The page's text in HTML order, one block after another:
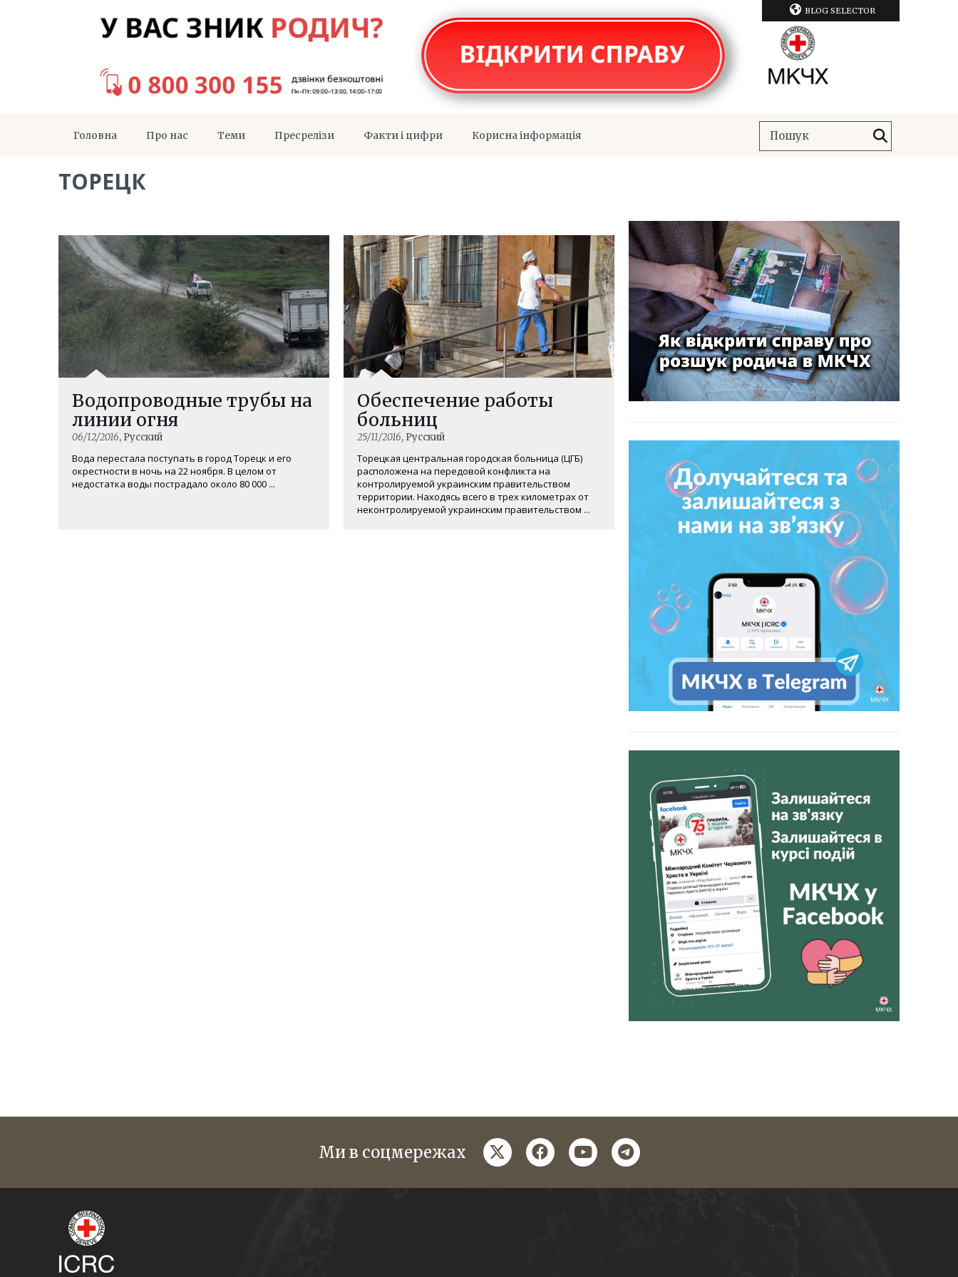
BLOG SELECTOR
Головна Про нас Теми Пресрелізи Факти і цифри Корисна інформація
ТОРЕЦК
Водопроводные трубы на
линии огня
06/12/2016, Русский
Вода перестала поступать в город Торецк и его
окрестности в ночь на 22 ноября. В целом от
недостатка воды пострадало около 80 000 ...
Обеспечение работы
больниц
25/11/2016, Русский
Торецкая центральная городская больница (ЦГБ)
расположена на передовой конфликта на
контролируемой украинским правительством
территории. Находясь всего в трех километрах от
неконтролируемой украинским правительством ...
Ми в соцмережах twitterfacebookyoutubetelegram